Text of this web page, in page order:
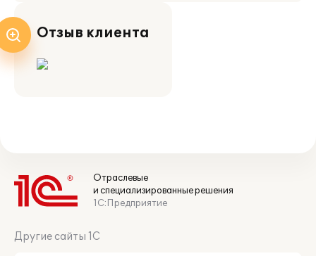
Отзыв клиента
Отраслевые
и специализированные решения
1С:Предприятие
Другие сайты 1С